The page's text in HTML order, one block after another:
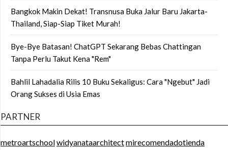
Bangkok Makin Dekat! Transnusa Buka Jalur Baru Jakarta-
Thailand, Siap-Siap Tiket Murah!
Bye-Bye Batasan! ChatGPT Sekarang Bebas Chattingan
Tanpa Perlu Takut Kena "Rem"
Bahlil Lahadalia Rilis 10 Buku Sekaligus: Cara "Ngebut" Jadi
Orang Sukses di Usia Emas
PARTNER
metroartschoolwidyanataarchitectmirecomendadotienda